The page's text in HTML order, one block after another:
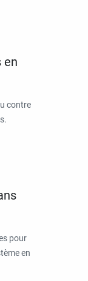
en
contre
pour
en